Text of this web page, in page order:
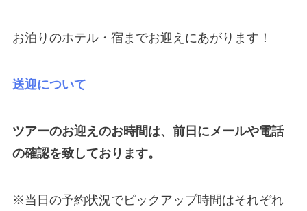
お泊りのホテル・宿までお迎えにあがります！
送迎について
ツアーのお迎えのお時間は、 前日にメールや電話
の確認を致しております。
※当日の予約状況でピックアップ時間はそれぞれ